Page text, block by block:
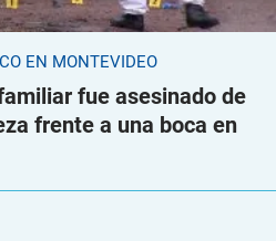
EN MONTEVIDEO
fue asesinado de
frente a una boca en